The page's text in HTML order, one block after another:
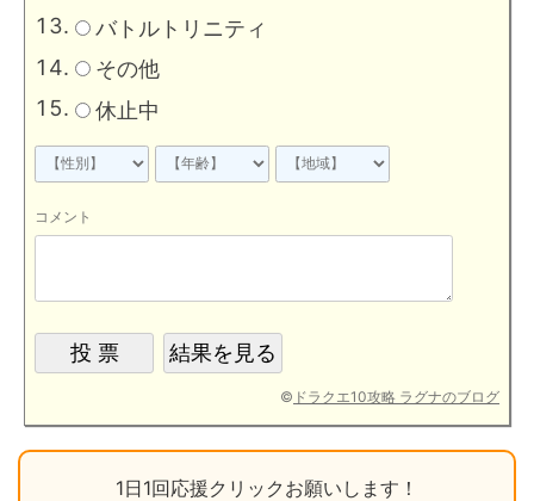
バトルトリニティ
その他
休止中
コメント
© ドラクエ10攻略 ラグナのブログ
1日1回応援クリックお願いします！